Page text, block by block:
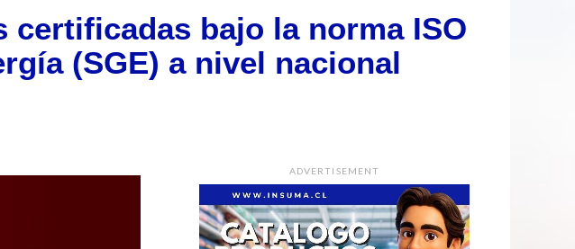
certificadas bajo la norma ISO
(SGE) a nivel nacional
ADVERTISEMENT